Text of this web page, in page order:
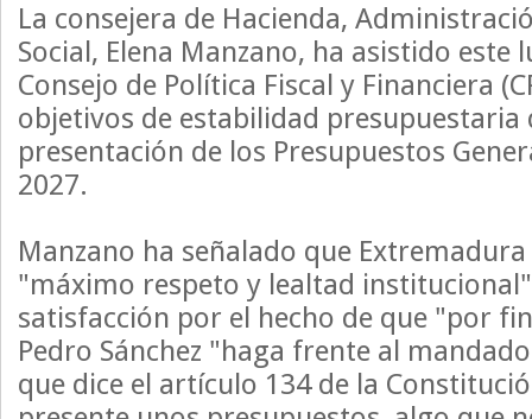
La consejera de Hacienda,
Social, Elena Manzano, ha asistido este
Consejo de Política Fiscal y Financiera
objetivos de estabilidad presupuestaria
presentación de los Presupuestos
2027.
Manzano ha señalado que Extremadura
"máximo respeto y lealtad
satisfacción por el hecho de que "por
Pedro Sánchez "haga frente al
que dice el artículo 134 de la